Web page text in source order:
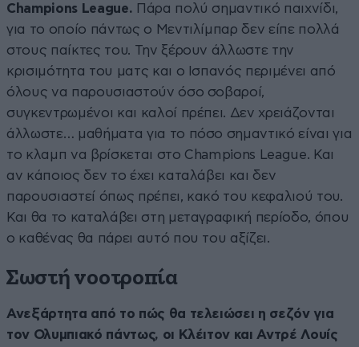
Champions League. Πάρα πολύ σημαντικό παιχνίδι,
για το οποίο πάντως ο Μεντιλίμπαρ δεν είπε πολλά
στους παίκτες του. Την ξέρουν άλλωστε την
κρισιμότητα του ματς και ο Ισπανός περιμένει από
όλους να παρουσιαστούν όσο σοβαροί,
συγκεντρωμένοι και καλοί πρέπει. Δεν χρειάζονται
άλλωστε… μαθήματα για το πόσο σημαντικό είναι για
το κλαμπ να βρίσκεται στο Champions League. Και
αν κάποιος δεν το έχει καταλάβει και δεν
παρουσιαστεί όπως πρέπει, κακό του κεφαλιού του.
Και θα το καταλάβει στη μεταγραφική περίοδο, όπου
ο καθένας θα πάρει αυτό που του αξίζει.
Σωστή νοοτροπία
Ανεξάρτητα από το πώς θα τελειώσει η σεζόν για
τον Ολυμπιακό πάντως, οι Κλέιτον και Αντρέ Λουίς